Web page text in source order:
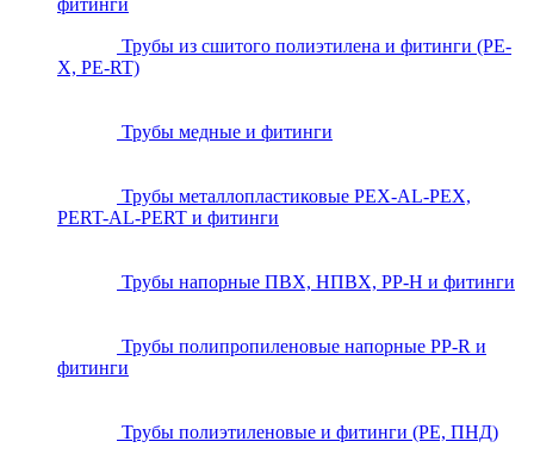
фитинги
Трубы из сшитого полиэтилена и фитинги (PE-
X, PE-RT)
Трубы медные и фитинги
Трубы металлопластиковые PEX-AL-PEX,
PERT-AL-PERT и фитинги
Трубы напорные ПВХ, НПВХ, PP-H и фитинги
Трубы полипропиленовые напорные PP-R и
фитинги
Трубы полиэтиленовые и фитинги (PE, ПНД)